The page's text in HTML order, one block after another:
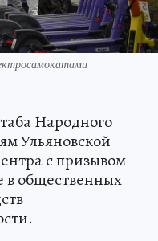
Народного
Ульяновской
с призывом
в общественных